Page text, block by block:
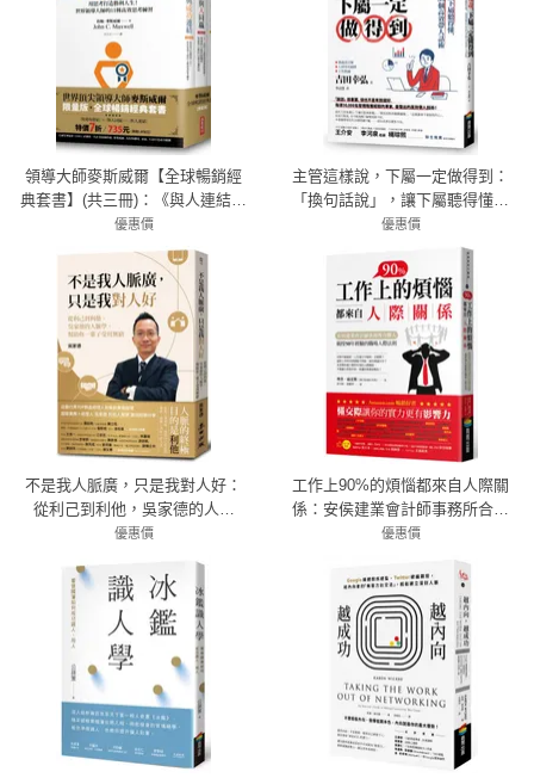
領導大師麥斯威爾【全球暢銷經
典套書】(共三冊)：《與人連結》
+《與人同贏》+《與成功連結》
優惠價
7折 735元
主管這樣說，下屬一定做得到：
「換句話說」，讓下屬聽得懂，
還能做更好的39個高效帶人話術
優惠價
不是我人脈廣，只是我對人好：
從利己到利他，吳家德的人脈
學，幫助你一輩子受用無窮
優惠價
工作上90%的煩惱都來自人際關
係：安侯建業會計師事務所合夥
人親授50年經驗的職場人際法則
優惠價